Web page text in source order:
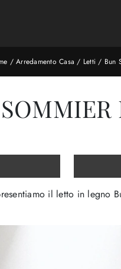
/Arredamento Casa / Letti / Bun
il letto in legno